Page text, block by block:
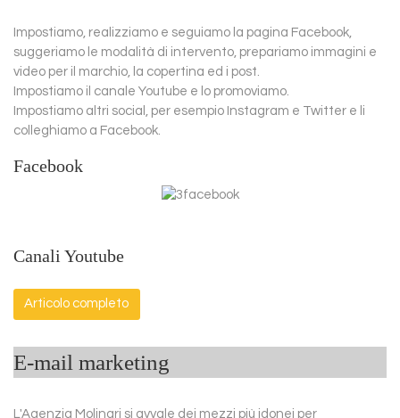
Impostiamo, realizziamo e seguiamo la pagina Facebook,
suggeriamo le modalità di intervento, prepariamo immagini e
video per il marchio, la copertina ed i post.
Impostiamo il canale Youtube e lo promoviamo.
Impostiamo altri social, per esempio Instagram e Twitter e li
colleghiamo a Facebook.
Facebook
Canali Youtube
Articolo completo
E-mail marketing
L'Agenzia Molinari si avvale dei mezzi più idonei per